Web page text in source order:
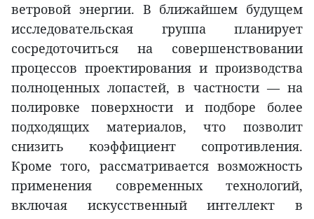
ветровой энергии. В ближайшем будущем
исследовательская группа планирует
сосредоточиться на совершенствовании
процессов проектирования и производства
полноценных лопастей, в частности — на
полировке поверхности и подборе более
подходящих материалов, что позволит
снизить коэффициент сопротивления.
Кроме того, рассматривается возможность
применения современных технологий,
включая искусственный интеллект в